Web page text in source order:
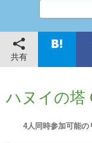
共有
ハヌイの塔
4人同時参加可能の